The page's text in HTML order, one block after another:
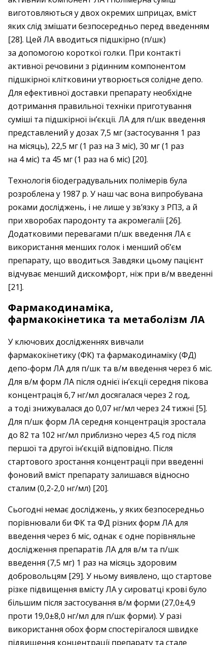
виготовляються у двох окремих шприцах, вміст
яких слід змішати безпосередньо перед введенням
[28]. Цей ЛА вводиться підшкірно (п/шк)
за допомогою короткої голки. При контакті
активної речовини з рідинним компонентом
підшкірної клітковини утворюється солідне депо.
Для ефективної доставки препарату необхідне
дотримання правильної техніки приготування
суміші та підшкірної ін’єкції. ЛА для п/шк введення
представлений у дозах 7,5 мг (застосування 1 раз
на місяць), 22,5 мг (1 раз на 3 міс), 30 мг (1 раз
на 4 міс) та 45 мг (1 раз на 6 міс) [20].
Технологія біодеградувальних полімерів була
розроблена у 1987 р. У наш час вона випробувана
роками досліджень, і не лише у зв’язку з РПЗ, а й
при хворобах пародонту та акромегалії [26].
Додатковими перевагами п/шк введення ЛА є
використання менших голок і менший об’єм
препарату, що вводиться. Завдяки цьому пацієнт
відчуває менший дискомфорт, ніж при в/м введенні
[21].
Фармакодинаміка,
фармакокінетика та метаболізм ЛА
У ключових дослідженнях вивчали
фармакокінетику (ФК) та фармакодинаміку (ФД)
депо-форм ЛА для п/шк та в/м введення через 6 міс.
Для в/м форм ЛА після однієї ін’єкції середня пікова
концентрація 6,7 нг/мл досягалася через 2 год,
а тоді знижувалася до 0,07 нг/мл через 24 тижні [5].
Для п/шк форм ЛА середня концентрація зростала
до 82 та 102 нг/мл приблизно через 4,5 год після
першої та другої ін’єкцій відповідно. Після
стартового зростання концентрації при введенні
фоновий вміст препарату залишався відносно
сталим (0,2-2,0 нг/мл) [20].
Сьогодні немає досліджень, у яких безпосередньо
порівнювали би ФК та ФД різних форм ЛА для
введення через 6 міс, однак є одне порівняльне
дослідження препаратів ЛА для в/м та п/шк
введення (7,5 мг) 1 раз на місяць здоровим
добровольцям [29]. У ньому виявлено, що стартове
різке підвищення вмісту ЛА у сироватці крові було
більшим після застосування в/м форми (27,0±4,9
проти 19,0±8,0 нг/мл для п/шк форми). У разі
використання обох форм спостерігалося швидке
підвищення концентрації препарату та стале